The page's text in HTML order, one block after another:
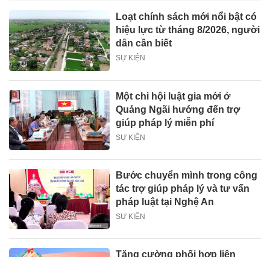
Loạt chính sách mới nổi bật có
hiệu lực từ tháng 8/2026, người
dân cần biết
SỰ KIỆN
Một chi hội luật gia mới ở
Quảng Ngãi hướng đến trợ
giúp pháp lý miễn phí
SỰ KIỆN
Bước chuyển mình trong công
tác trợ giúp pháp lý và tư vấn
pháp luật tại Nghệ An
SỰ KIỆN
Tăng cường phối hợp liên